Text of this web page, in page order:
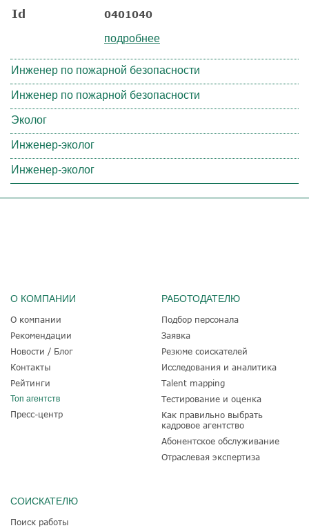
Id 0401040
подробнее
Инженер по пожарной безопасности
Инженер по пожарной безопасности
Эколог
Инженер-эколог
Инженер-эколог
О КОМПАНИИ
О компании
Рекомендации
Новости / Блог
Контакты
Рейтинги
Топ агентств
Пресс-центр
РАБОТОДАТЕЛЮ
Подбор персонала
Заявка
Резюме соискателей
Исследования и аналитика
Talent mapping
Тестирование и оценка
Как правильно выбрать
кадровое агентство
Абонентское обслуживание
Отраслевая экспертиза
СОИСКАТЕЛЮ
Поиск работы